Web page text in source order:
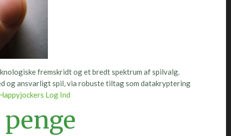
fremskridt og et bredt spektrum af spilvalg.
og ansvarligt spil, via robuste tiltag som datakryptering
Log Ind